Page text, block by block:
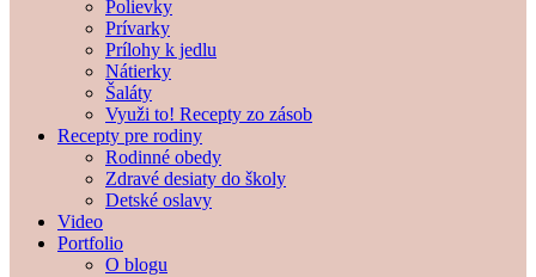
Polievky
Prívarky
Prílohy k jedlu
Nátierky
Šaláty
Využi to! Recepty zo zásob
Recepty pre rodiny
Rodinné obedy
Zdravé desiaty do školy
Detské oslavy
Video
Portfolio
O blogu